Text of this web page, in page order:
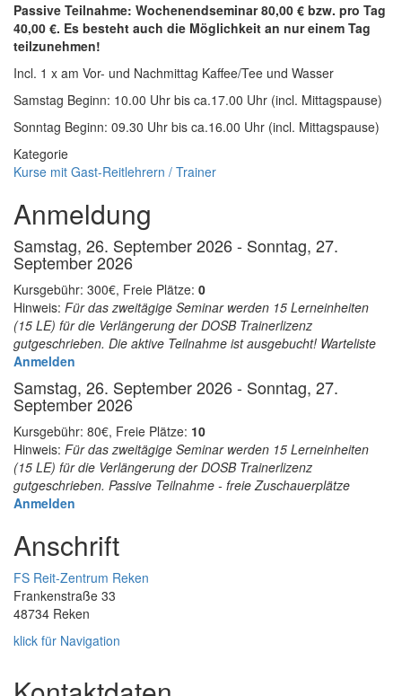
Passive Teilnahme: Wochenendseminar 80,00 € bzw. pro Tag
40,00 €. Es besteht auch die Möglichkeit an nur einem Tag
teilzunehmen!
Incl. 1 x am Vor- und Nachmittag Kaffee/Tee und Wasser
Samstag Beginn: 10.00 Uhr bis ca.17.00 Uhr (incl. Mittagspause)
Sonntag Beginn: 09.30 Uhr bis ca.16.00 Uhr (incl. Mittagspause)
Kategorie
Kurse mit Gast-Reitlehrern / Trainer
Anmeldung
Samstag, 26. September 2026- Sonntag, 27.
September 2026
Kursgebühr: 300€, Freie Plätze: 0
Hinweis: Für das zweitägige Seminar werden 15 Lerneinheiten
(15 LE) für die Verlängerung der DOSB Trainerlizenz
gutgeschrieben. Die aktive Teilnahme ist ausgebucht! Warteliste
Anmelden
Samstag, 26. September 2026- Sonntag, 27.
September 2026
Kursgebühr: 80€, Freie Plätze: 10
Hinweis: Für das zweitägige Seminar werden 15 Lerneinheiten
(15 LE) für die Verlängerung der DOSB Trainerlizenz
gutgeschrieben. Passive Teilnahme - freie Zuschauerplätze
Anmelden
Anschrift
FS Reit-Zentrum Reken
Frankenstraße 33
48734 Reken
klick für Navigation